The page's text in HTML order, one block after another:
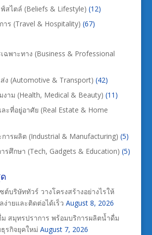
สไตล์ (Beliefs & Lifestyle) (12)
าร (Travel & Hospitality) (67)
ฉพาะทาง (Business & Professional
(Automotive & Transport) (42)
าม (Health, Medical & Beauty) (11)
ะที่อยู่อาศัย (Real Estate & Home
ารผลิต (Industrial & Manufacturing) (5)
รศึกษา (Tech, Gadgets & Education) (5)
ต์บริษัททัวร์ วางโครงสร้างอย่างไรให้
ายและติดต่อได้เร็ว August 8, 2026
สมุทรปราการ พร้อมบริการผลิตน้ำดื่ม
รกิจยุคใหม่ August 7, 2026